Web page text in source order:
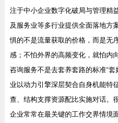
注于中小企业数字化破局与管理精
及服务业等多行业提供全面落地方
惧的不是流量获取的价格，而是无
感；不怕外界的高频变化，就怕内
咨询服务不是去套养套路的标准“
业以动力引擎深层契合自身机能
查、结构支撑资源配比实施对话。
企业常常在最关键的工作交界情境